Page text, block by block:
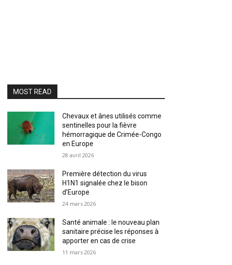
MOST READ
Chevaux et ânes utilisés comme
sentinelles pour la fièvre
hémorragique de Crimée-Congo
en Europe
28 avril 2026
Première détection du virus
H1N1 signalée chez le bison
d’Europe
24 mars 2026
Santé animale : le nouveau plan
sanitaire précise les réponses à
apporter en cas de crise
11 mars 2026